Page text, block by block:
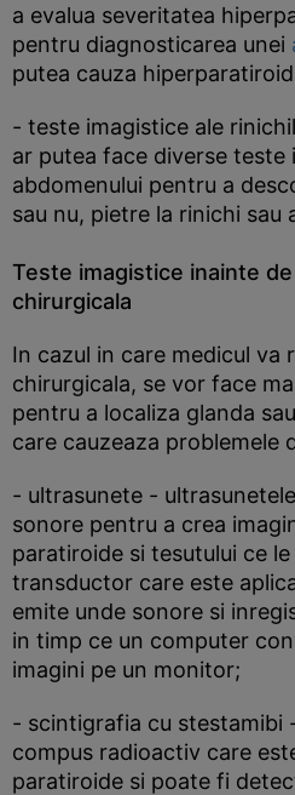
a evalua severitatea
pentru diagnosticarea unei
putea cauza
- teste imagistice ale
ar putea face diverse teste
abdomenului pentru a
sau nu, pietre la rinichi sau
Teste imagistice inainte
chirurgicala
In cazul in care medicul va
chirurgicala, se vor face
pentru a localiza glanda
care cauzeaza problemele
- ultrasunete -
sonore pentru a crea
paratiroide si tesutului ce
transductor care este
emite unde sonore si
in timp ce un computer
imagini pe un monitor;
- scintigrafia cu stestamibi
compus radioactiv care
paratiroide si poate fi